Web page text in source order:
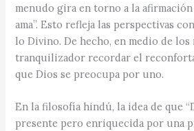
menudo gira en torno a la
ama”. Esto refleja las perspectivas
lo Divino. De hecho, en medio de los
tranquilizador recordar el
que Dios se preocupa por uno.
En la filosofía hindú, la idea de que
presente pero enriquecida por una